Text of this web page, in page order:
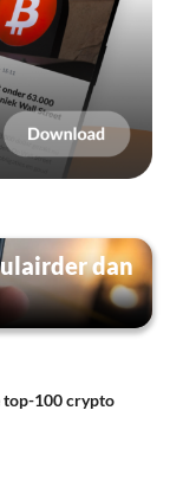
dan
top-100 crypto